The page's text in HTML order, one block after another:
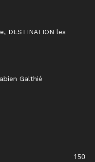
DESTINATION les
Galthié
150